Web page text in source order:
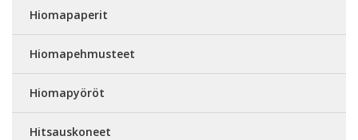
Hiomapaperit
Hiomapehmusteet
Hiomapyöröt
Hitsauskoneet